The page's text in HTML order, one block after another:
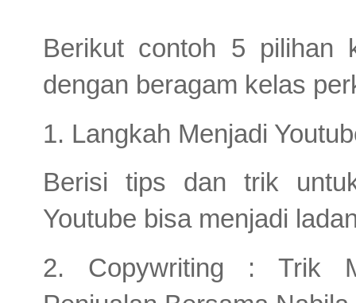
Berikut contoh 5 pilihan
dengan beragam kelas
1. Langkah Menjadi
Berisi tips dan trik
Youtube bisa menjadi
2. Copywriting : Trik